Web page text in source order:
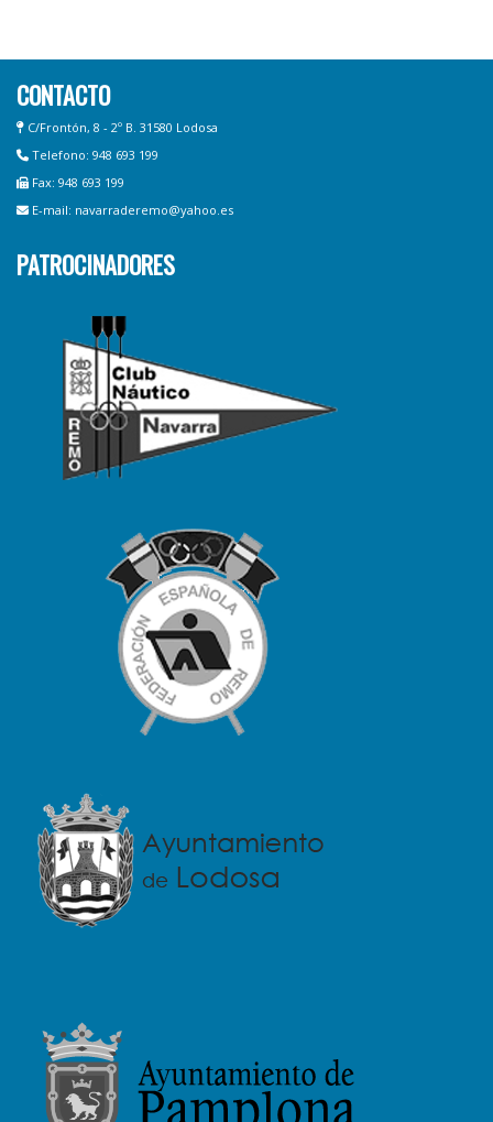
CONTACTO
C/Frontón, 8 - 2º B. 31580 Lodosa
Telefono: 948 693 199
Fax: 948 693 199
E-mail: navarraderemo@yahoo.es
PATROCINADORES